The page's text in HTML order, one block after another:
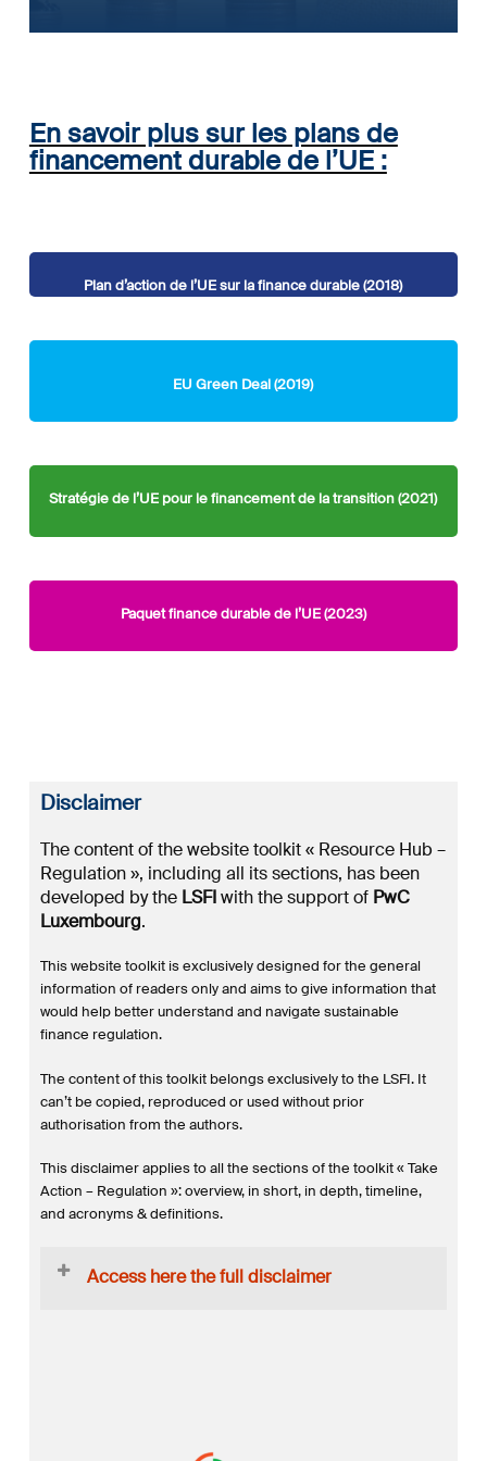
En savoir plus sur les plans de
financement durable de l’UE :
Plan d’action de l’UE sur la finance durable (2018)
EU Green Deal (2019)
Stratégie de l’UE pour le financement de la transition (2021)
Paquet finance durable de l’UE (2023)
Disclaimer
The content of the website toolkit « Resource Hub –
Regulation », including all its sections, has been
developed by the LSFIwith the support of PwC
Luxembourg.
This website toolkit is exclusively designed for the general
information of readers only and aims to give information that
would help better understand and navigate sustainable
finance regulation.
The content of this toolkit belongs exclusively to the LSFI. It
can’t be copied, reproduced or used without prior
authorisation from the authors.
This disclaimer applies to all the sections of the toolkit « Take
Action – Regulation »: overview, in short, in depth, timeline,
and acronyms & definitions.
Access here the full disclaimer